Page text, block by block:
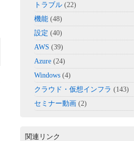
トラブル (22)
機能 (48)
設定 (40)
AWS (39)
Azure (24)
Windows (4)
クラウド・仮想インフラ (143)
セミナー動画 (2)
関連リンク